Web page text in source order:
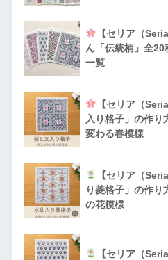
【セリア（
ん「伝統柄」全20
一覧
【セリア（
入り格子」の作り
変わる春模様
【セリア（
り菱格子」の作り
の花模様
【セリア（